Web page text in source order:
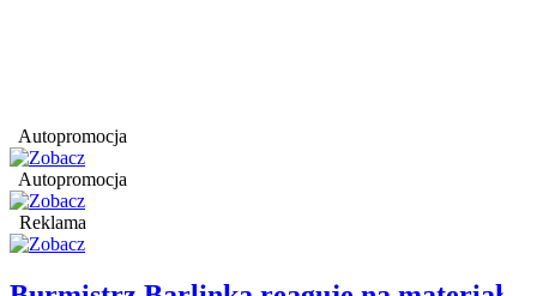
Autopromocja
Autopromocja
Reklama